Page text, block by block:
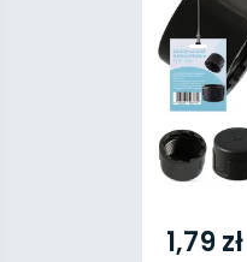
1,79 zł